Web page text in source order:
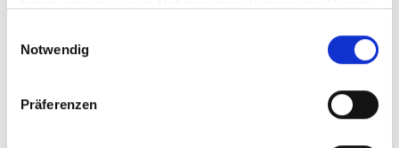
Notwendig
Präferenzen
Mexiko